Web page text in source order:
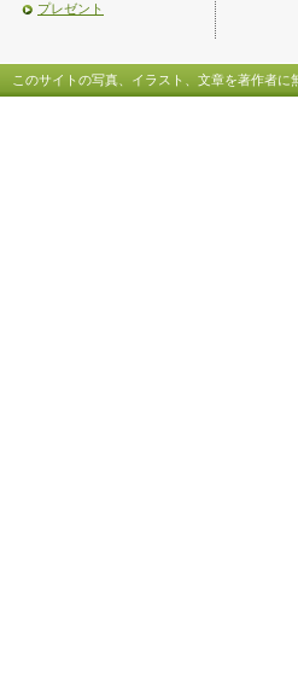
プレゼント
このサイトの写真、イラスト、文章を著作者